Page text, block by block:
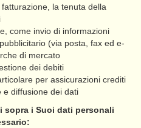
la tenuta della
come invio di informazioni
(via posta, fax ed e-
di mercato
dei debiti
per assicurazioni crediti
e diffusione dei dati
sopra i Suoi dati personali